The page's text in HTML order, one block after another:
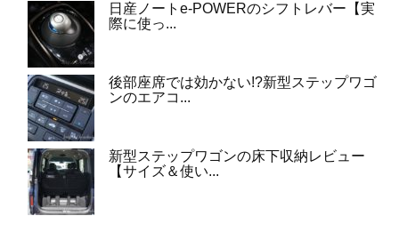
日産ノートe-POWERのシフトレバー【実
際に使っ...
後部座席では効かない!?新型ステップワゴ
ンのエアコ...
新型ステップワゴンの床下収納レビュー
【サイズ＆使い...